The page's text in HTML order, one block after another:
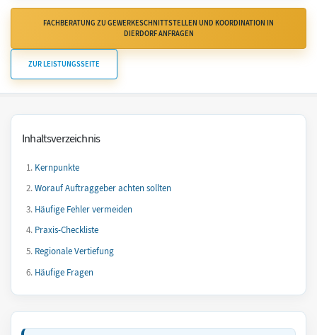
FACHBERATUNG ZU GEWERKESCHNITTSTELLEN UND KOORDINATION IN
DIERDORF ANFRAGEN
ZUR LEISTUNGSSEITE
Inhaltsverzeichnis
Kernpunkte
Worauf Auftraggeber achten sollten
Häufige Fehler vermeiden
Praxis-Checkliste
Regionale Vertiefung
Häufige Fragen